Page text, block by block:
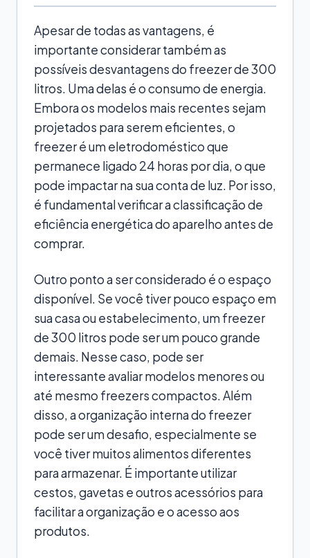
Apesar de todas as vantagens, é
importante considerar também as
possíveis desvantagens do freezer de 300
litros. Uma delas é o consumo de energia.
Embora os modelos mais recentes sejam
projetados para serem eficientes, o
freezer é um eletrodoméstico que
permanece ligado 24 horas por dia, o que
pode impactar na sua conta de luz. Por isso,
é fundamental verificar a classificação de
eficiência energética do aparelho antes de
comprar.
Outro ponto a ser considerado é o espaço
disponível. Se você tiver pouco espaço em
sua casa ou estabelecimento, um freezer
de 300 litros pode ser um pouco grande
demais. Nesse caso, pode ser
interessante avaliar modelos menores ou
até mesmo freezers compactos. Além
disso, a organização interna do freezer
pode ser um desafio, especialmente se
você tiver muitos alimentos diferentes
para armazenar. É importante utilizar
cestos, gavetas e outros acessórios para
facilitar a organização e o acesso aos
produtos.